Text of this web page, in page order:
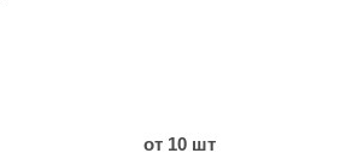
от 10 шт